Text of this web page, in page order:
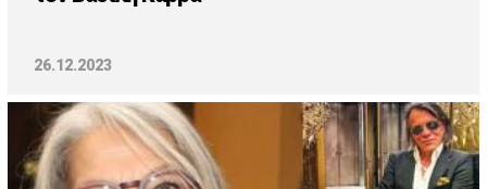
26.12.2023